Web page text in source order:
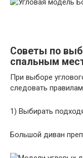
Советы по
спальным
При выборе
следовать
1) Выбирать
Большой диван